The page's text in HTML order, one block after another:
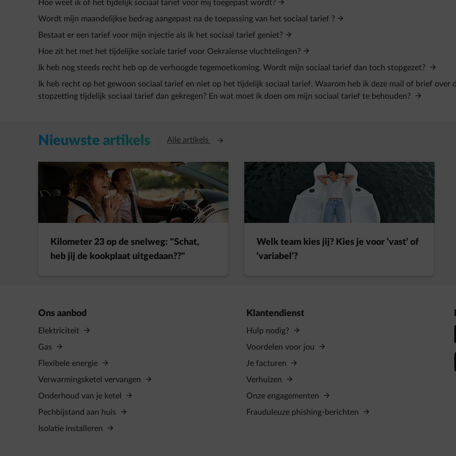
Hoe weet ik of het tijdelijk sociaal tarief voor mij toegepast wordt?
Wordt mijn maandelijkse bedrag aangepast na de toepassing van het sociaal tarief ?
Bestaat er een tarief voor mijn injectie als ik het sociaal tarief geniet?
Hoe zit het met het tijdelijke sociale tarief voor Oekraïense vluchtelingen?
Ik heb nog steeds recht heb op de verhoogde tegemoetkoming. Wordt mijn sociaal tarief dan toch stopgezet?
Ik heb recht op het gewoon sociaal tarief en niet op het tijdelijk sociaal tarief. Waarom heb ik deze mail of brief over
stopzetting tijdelijk sociaal tarief dan gekregen? En wat moet ik doen om mijn sociaal tarief te behouden?
Nieuwste artikels Alle artikels Opent in een nieuw tabblad
Kilometer 23 op de snelweg: "Schat,
heb jij de kookplaat uitgedaan??"
Welk team kies jij? Kies je voor ‘vast’ of
‘variabel’?
Ons aanbod
Elektriciteit
Gas
Flexibele energie
Verwarmingsketel vervangen
Onderhoud van je ketel
Pechbijstand aan huis
Isolatie installeren
Klantendienst
Hulp nodig?
Voordelen voor jou
Je facturen
Verhuizen
Onze engagementen
Frauduleuze phishing-berichten